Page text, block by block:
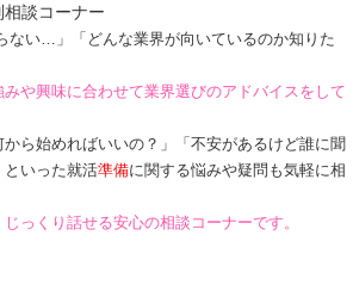
談コーナー
ない…」「どんな業界が向いているのか知りた
や興味に合わせて業界選びのアドバイスをして
ら始めればいいの？」「不安があるけど誰に聞
いった就活準備に関する悩みや疑問も気軽に相
っくり話せる安心の相談コーナーです。